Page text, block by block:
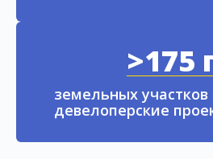
>175
земельных
девелоперские